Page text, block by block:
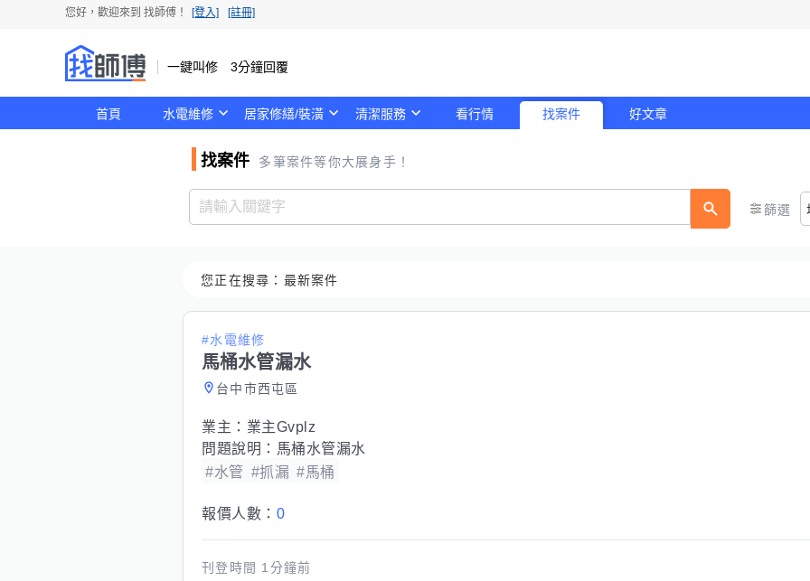
您好，歡迎來到 找師傅 ！ [登入] [註冊]
一鍵叫修 3分鐘回覆
首頁 水電維修 居家修繕/裝潢 清潔服務 看行情 找案件 好文章
找案件 多筆案件等你大展身手！
篩選
您正在搜尋： 最新案件
#水電維修
馬桶水管漏水
台中市西屯區
業主： 業主Gvplz
問題說明： 馬桶水管漏水
#水管 #抓漏 #馬桶
報價人數： 0
刊登時間 1分鐘前